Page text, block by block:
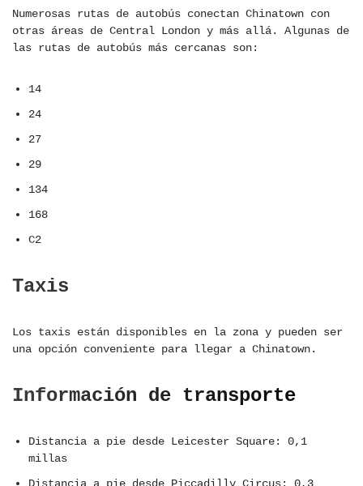
Numerosas rutas de autobús conectan Chinatown con
otras áreas de Central London y más allá. Algunas de
las rutas de autobús más cercanas son:
14
24
27
29
134
168
C2
Taxis
Los taxis están disponibles en la zona y pueden ser
una opción conveniente para llegar a Chinatown.
Información de transporte
Distancia a pie desde Leicester Square: 0,1
millas